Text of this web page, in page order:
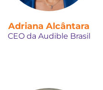
Adriana Alcântara
CEO da Audible Brasil